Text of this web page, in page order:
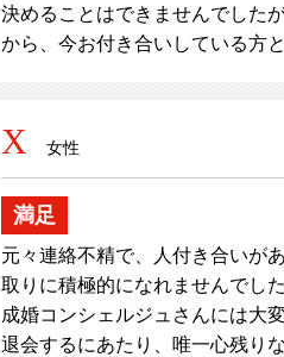
決めることはできませんでした
から、今お付き合いしている方
X 女性
満足
元々連絡不精で、人付き合いが
取りに積極的になれませんでした
成婚コンシェルジュさんには大
退会するにあたり、唯一心残り